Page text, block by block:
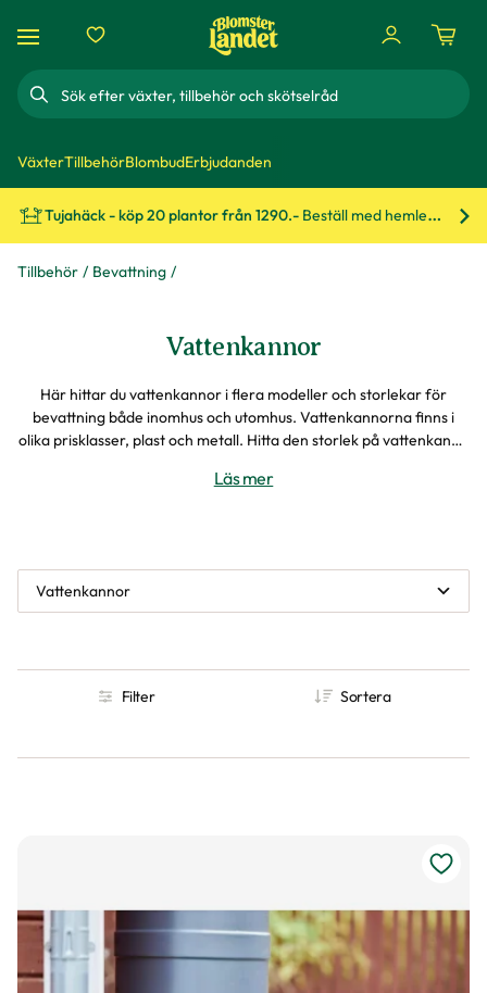
Sök
VäxterTillbehörBlombudErbjudanden
Tujahäck - köp 20 plantor från 1290.- Beställ med hemleverans!
Tillbehör Bevattning
Vattenkannor
Här hittar du vattenkannor i flera modeller och storlekar för
bevattning både inomhus och utomhus. Vattenkannorna finns i
olika prisklasser, plast och metall. Hitta den storlek på vattenkanna
Läs mer
Vattenkannor
Filter Sortera